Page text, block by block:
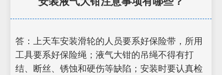
答：上天车安装滑轮的人员要系好保险带，所用
工具要系好保险绳；液气大钳的吊绳不得有打
结、断丝、锈蚀和硬伤等缺陷；安装时要认真检